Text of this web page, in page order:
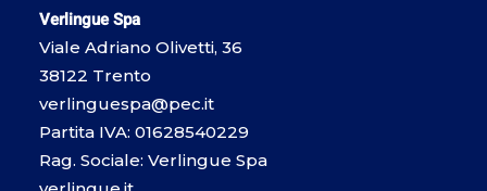
Verlingue Spa
Viale Adriano Olivetti, 36
38122 Trento
verlinguespa@pec.it
Partita IVA: 01628540229
Rag. Sociale: Verlingue Spa